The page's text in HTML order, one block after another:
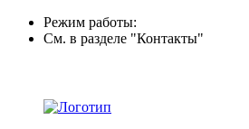
Режим работы:
См. в разделе "Контакты"